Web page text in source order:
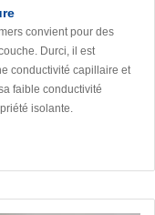
convient pour des
Durci, il est
conductivité capillaire et
faible conductivité
isolante.